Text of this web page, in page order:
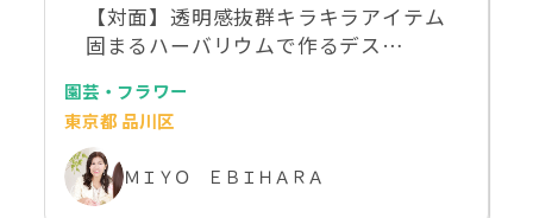
【対面】透明感抜群キラキラアイテム
固まるハーバリウムで作るデス…
園芸・フラワー
東京都 品川区
ＭＩＹＯ ＥＢＩＨＡＲＡ